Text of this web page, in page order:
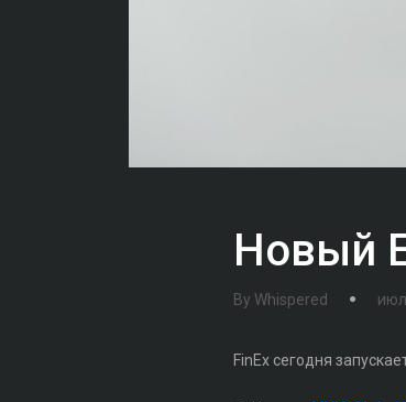
Новый
By Whispered
FinEx сегодня